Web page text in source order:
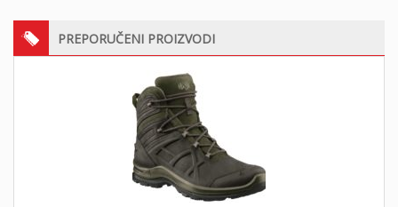
PREPORUČENI PROIZVODI